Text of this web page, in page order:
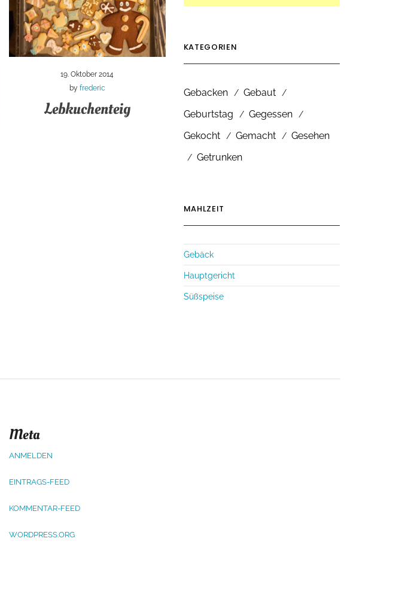
19. Oktober 2014
by frederic
Lebkuchenteig
KATEGORIEN
Gebacken
Gebaut
Geburtstag
Gegessen
Gekocht
Gemacht
Gesehen
Getrunken
MAHLZEIT
Gebäck
Hauptgericht
Süßspeise
Meta
ANMELDEN
EINTRAGS-FEED
KOMMENTAR-FEED
WORDPRESS.ORG